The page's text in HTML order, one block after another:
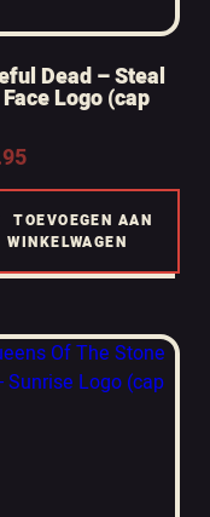
Dead – Steal
Logo (cap
TOEVOEGEN AAN
WINKELWAGEN